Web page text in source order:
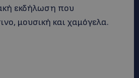
εκδήλωση που
μουσική και χαμόγελα.